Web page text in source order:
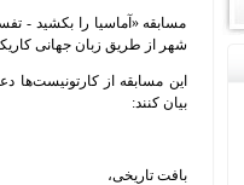
مسابقه «آماسیا را بکشید -
شهر از طریق زبان جهانی
این مسابقه از کارتونیست‌ها
بیان کنند:
بافت تاریخی،